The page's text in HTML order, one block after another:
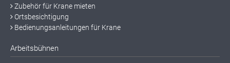
Zubehör für Krane mieten
Ortsbesichtigung
Bedienungsanleitungen für Krane
Arbeitsbühnen